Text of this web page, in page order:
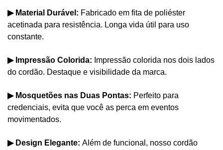
▶ Material Durável: Fabricado em fita de poliéster
acetinada para resistência. Longa vida útil para uso
constante.
▶ Impressão Colorida: Impressão colorida nos dois lados
do cordão. Destaque e visibilidade da marca.
▶ Mosquetões nas Duas Pontas: Perfeito para
credenciais, evita que você as perca em eventos
movimentados.
▶ Design Elegante: Além de funcional, nosso cordão